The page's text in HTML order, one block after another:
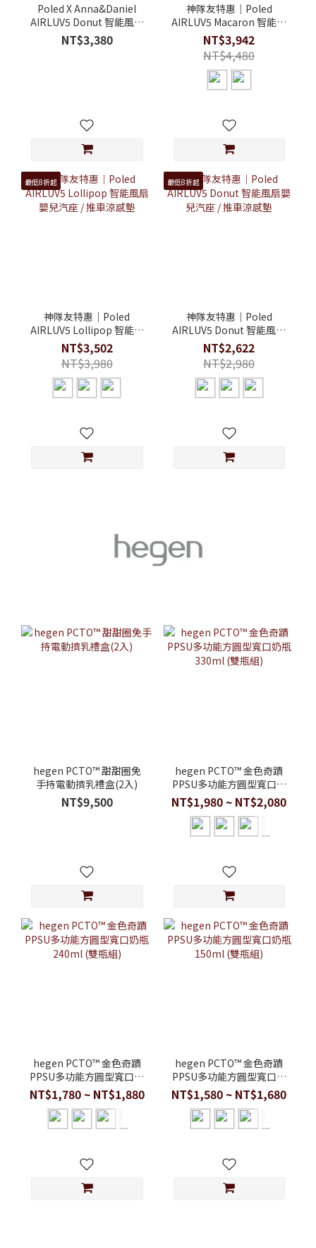
Poled X Anna&Daniel
AIRLUV5 Donut 智能風扇
涼感墊-精靈派對
NT$3,380
神隊友特惠｜Poled
AIRLUV5 Macaron 智能風
扇嬰兒汽座 / 推車涼感墊
NT$3,942
NT$4,480
最低8折起
神隊友特惠｜Poled
AIRLUV5 Lollipop 智能風
扇嬰兒汽座 / 推車涼感墊
NT$3,502
NT$3,980
最低8折起
神隊友特惠｜Poled
AIRLUV5 Donut 智能風扇
嬰兒汽座 / 推車涼感墊
NT$2,622
NT$2,980
hegen PCTO™ 甜甜圈免
手持電動擠乳禮盒(2入)
NT$9,500
hegen PCTO™ 金色奇蹟
PPSU多功能方圓型寬口奶
瓶 330ml (雙瓶組)
NT$1,980 ~ NT$2,080
hegen PCTO™ 金色奇蹟
PPSU多功能方圓型寬口奶
瓶 240ml (雙瓶組)
NT$1,780 ~ NT$1,880
hegen PCTO™ 金色奇蹟
PPSU多功能方圓型寬口奶
瓶 150ml (雙瓶組)
NT$1,580 ~ NT$1,680